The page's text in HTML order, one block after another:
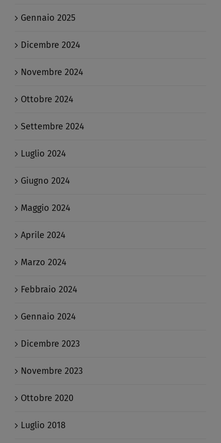
Gennaio 2025
Dicembre 2024
Novembre 2024
Ottobre 2024
Settembre 2024
Luglio 2024
Giugno 2024
Maggio 2024
Aprile 2024
Marzo 2024
Febbraio 2024
Gennaio 2024
Dicembre 2023
Novembre 2023
Ottobre 2020
Luglio 2018